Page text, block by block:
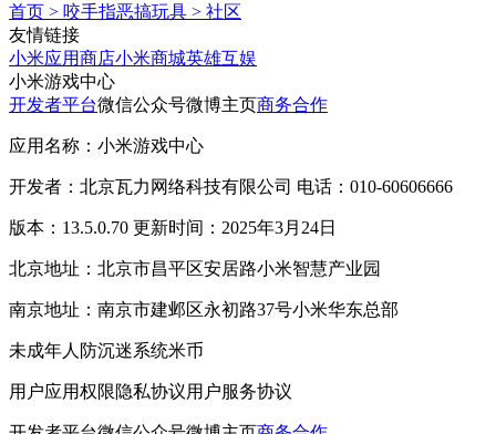
首页 > 咬手指恶搞玩具 > 社区
友情链接
小米应用商店小米商城英雄互娱
小米游戏中心
开发者平台微信公众号微博主页商务合作
应用名称：小米游戏中心
开发者：北京瓦力网络科技有限公司 电话：010-60606666
版本：13.5.0.70 更新时间：2025年3月24日
北京地址：北京市昌平区安居路小米智慧产业园
南京地址：南京市建邺区永初路37号小米华东总部
未成年人防沉迷系统米币
用户应用权限隐私协议用户服务协议